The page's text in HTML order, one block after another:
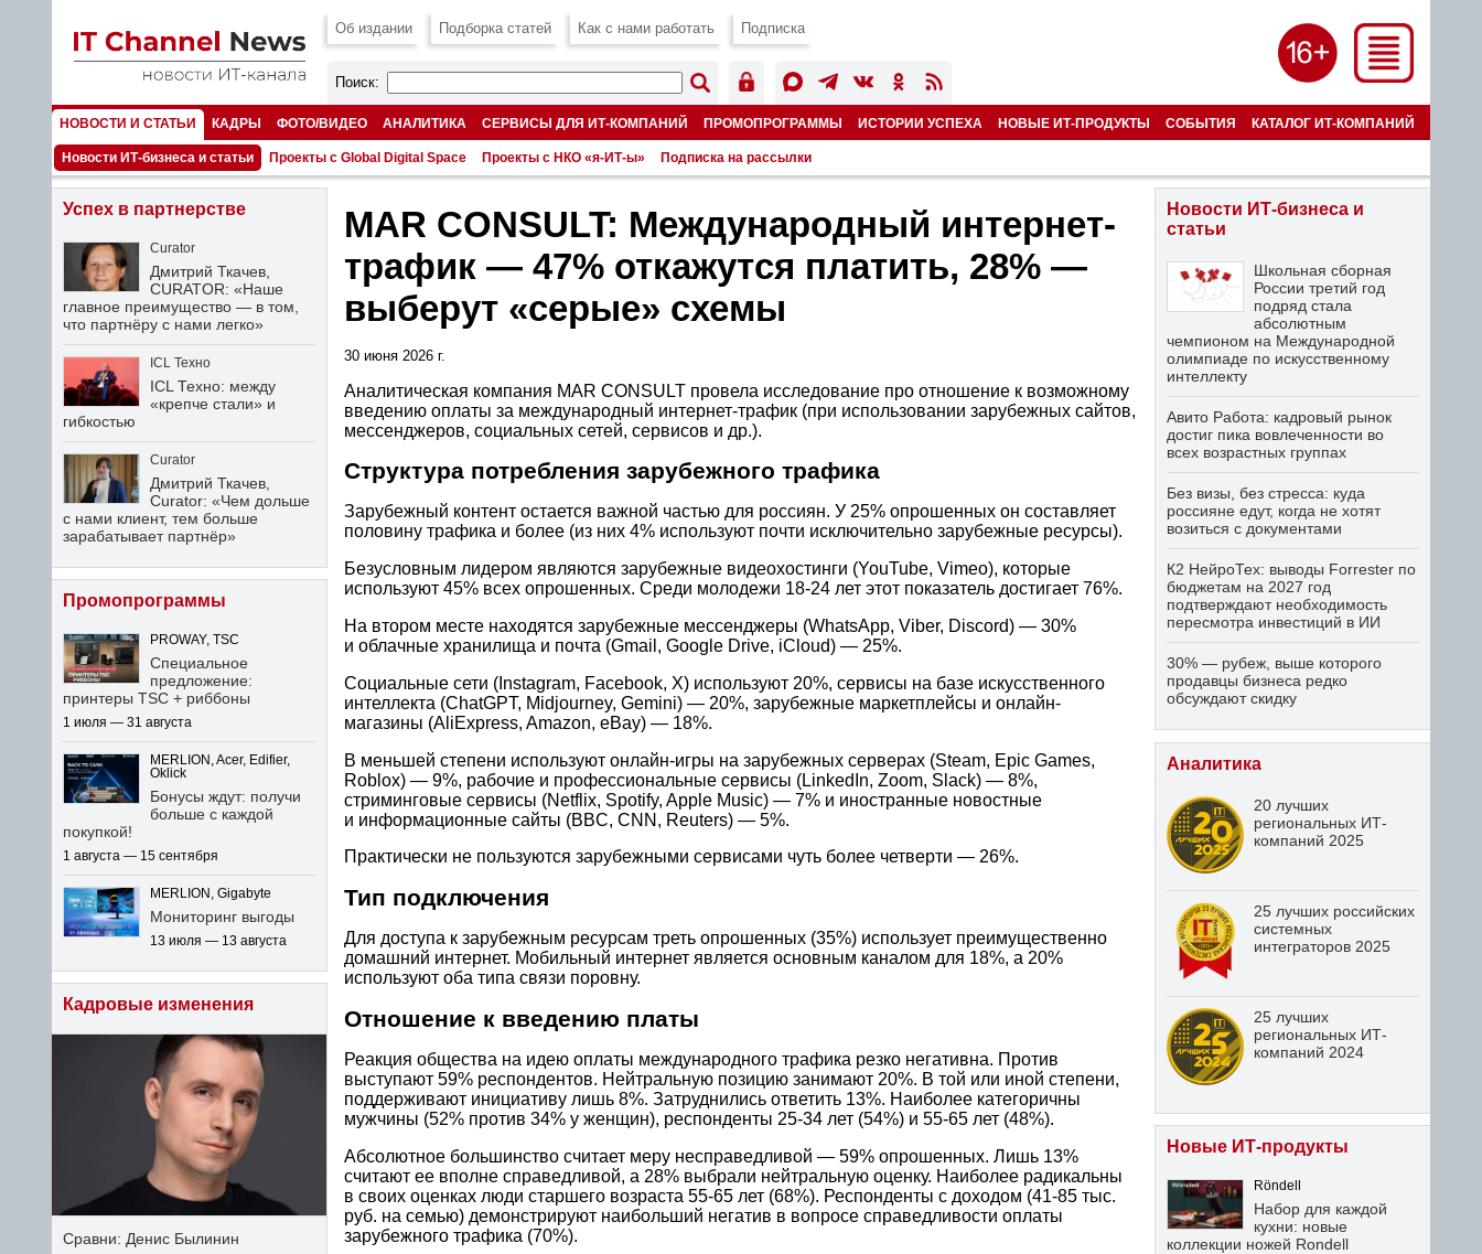
Об издании Подборка статей Как с нами работать Подписка
Поиск:
НОВОСТИ И СТАТЬИ КАДРЫ ФОТО/ВИДЕО АНАЛИТИКА СЕРВИСЫ ДЛЯ ИТ-КОМПАНИЙ ПРОМОПРОГРАММЫ ИСТОРИИ УСПЕХА НОВЫЕ ИТ-ПРОДУКТЫ СОБЫТИЯ КАТАЛОГ ИТ-КОМПАНИЙ
НОМЕРА
Новости ИТ-бизнеса и статьи Проекты с Global Digital Space Проекты с НКО «я-ИТ-ы» Подписка на рассылки
MAR CONSULT: Международный интернет-
трафик — 47% откажутся платить, 28% —
выберут «серые» схемы
30 июня 2026 г.
Аналитическая компания MAR CONSULT провела исследование про отношение к возможному
введению оплаты за международный интернет-трафик (при использовании зарубежных сайтов,
мессенджеров, социальных сетей, сервисов и др.).
Структура потребления зарубежного трафика
Зарубежный контент остается важной частью для россиян. У 25% опрошенных он составляет
половину трафика и более (из них 4% используют почти исключительно зарубежные ресурсы).
Безусловным лидером являются зарубежные видеохостинги (YouTube, Vimeo), которые
используют 45% всех опрошенных. Среди молодежи 18-24 лет этот показатель достигает 76%.
На втором месте находятся зарубежные мессенджеры (WhatsApp, Viber, Discord) — 30%
и облачные хранилища и почта (Gmail, Google Drive, iCloud) — 25%.
Социальные сети (Instagram, Facebook, X) используют 20%, сервисы на базе искусственного
интеллекта (ChatGPT, Midjourney, Gemini) — 20%, зарубежные маркетплейсы и онлайн-
магазины (AliExpress, Amazon, eBay) — 18%.
В меньшей степени используют онлайн-игры на зарубежных серверах (Steam, Epic Games,
Roblox) — 9%, рабочие и профессиональные сервисы (LinkedIn, Zoom, Slack) — 8%,
стриминговые сервисы (Netflix, Spotify, Apple Music) — 7% и иностранные новостные
и информационные сайты (BBC, CNN, Reuters) — 5%.
Практически не пользуются зарубежными сервисами чуть более четверти — 26%.
Тип подключения
Для доступа к зарубежным ресурсам треть опрошенных (35%) использует преимущественно
домашний интернет. Мобильный интернет является основным каналом для 18%, а 20%
используют оба типа связи поровну.
Отношение к введению платы
Реакция общества на идею оплаты международного трафика резко негативна. Против
выступают 59% респондентов. Нейтральную позицию занимают 20%. В той или иной степени,
поддерживают инициативу лишь 8%. Затруднились ответить 13%. Наиболее категоричны
мужчины (52% против 34% у женщин), респонденты 25-34 лет (54%) и 55-65 лет (48%).
Абсолютное большинство считает меру несправедливой — 59% опрошенных. Лишь 13%
считают ее вполне справедливой, а 28% выбрали нейтральную оценку. Наиболее радикальны
в своих оценках люди старшего возраста 55-65 лет (68%). Респонденты с доходом (41-85 тыс.
руб. на семью) демонстрируют наибольший негатив в вопросе справедливости оплаты
зарубежного трафика (70%).
Успех в партнерстве
Curator
Дмитрий Ткачев,
CURATOR: «Наше
главное преимущество — в том,
что партнёру с нами легко»
ICL Техно
ICL Техно: между
«крепче стали» и
гибкостью
Curator
Дмитрий Ткачев,
Curator: «Чем дольше
с нами клиент, тем больше
зарабатывает партнёр»
Промопрограммы
PROWAY, TSC
Специальное
предложение:
принтеры TSC + риббоны
1 июля — 31 августа
MERLION, Acer, Edifier,
Oklick
Бонусы ждут: получи
больше с каждой
покупкой!
1 августа — 15 сентября
MERLION, Gigabyte
Мониторинг выгоды
13 июля — 13 августа
Кадровые изменения
Сравни: Денис Былинин
Новости ИТ-бизнеса и
статьи
Школьная сборная
России третий год
подряд стала
абсолютным
чемпионом на Международной
олимпиаде по искусственному
интеллекту
Авито Работа: кадровый рынок
достиг пика вовлеченности во
всех возрастных группах
Без визы, без стресса: куда
россияне едут, когда не хотят
возиться с документами
К2 НейроТех: выводы Forrester по
бюджетам на 2027 год
подтверждают необходимость
пересмотра инвестиций в ИИ
30% — рубеж, выше которого
продавцы бизнеса редко
обсуждают скидку
Аналитика
20 лучших
региональных ИТ-
компаний 2025
25 лучших российских
системных
интеграторов 2025
25 лучших
региональных ИТ-
компаний 2024
Новые ИТ-продукты
Röndell
Набор для каждой
кухни: новые
коллекции ножей Rondell